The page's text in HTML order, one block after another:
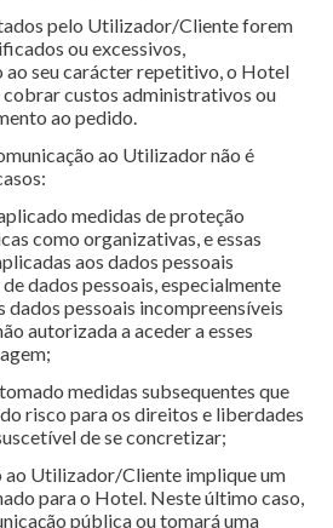
pelo Utilizador/Cliente forem
ou excessivos,
ao seu carácter repetitivo, o Hotel
custos administrativos ou
ao pedido.
ao Utilizador não é
medidas de proteção
como organizativas, e essas
aos dados pessoais
dados pessoais, especialmente
dados pessoais incompreensíveis
autorizada a aceder a esses
medidas subsequentes que
risco para os direitos e liberdades
de se concretizar;
ao Utilizador/Cliente implique um
para o Hotel. Neste último caso,
pública ou tomará uma